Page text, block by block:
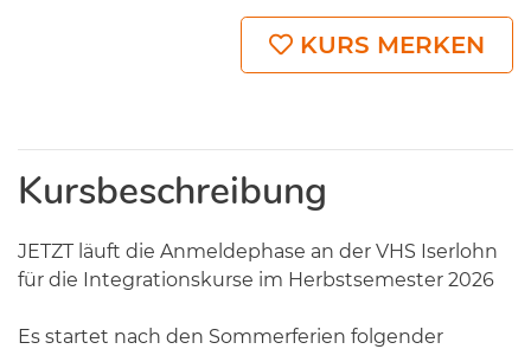
KURS MERKEN
Kursbeschreibung
JETZT läuft die Anmeldephase an der VHS Iserlohn
für die Integrationskurse im Herbstsemester 2026
Es startet nach den Sommerferien folgender